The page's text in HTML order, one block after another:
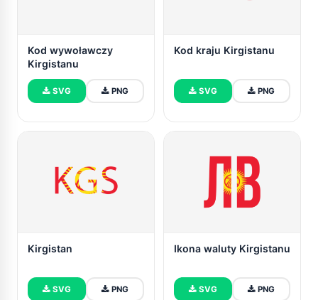
Kod wywoławczy
Kirgistanu
SVG PNG
Kod kraju Kirgistanu
SVG PNG
Kirgistan
SVG PNG
Ikona waluty Kirgistanu
SVG PNG